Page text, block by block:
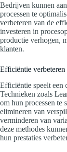
Bedrijven kunnen
processen te
verbeteren van de
investeren in
productie verhogen,
klanten.
Efficiëntie verbeteren
Efficiëntie speelt een
Technieken zoals
om hun processen te
elimineren van
verminderen van
deze methodes
hun prestaties